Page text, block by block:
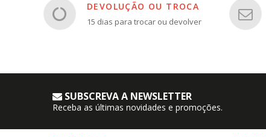
DEVOLUÇÃO OU TROCA
15 dias para trocar ou devolver
SUBSCREVA A NEWSLETTER
Receba as últimas novidades e promoções.